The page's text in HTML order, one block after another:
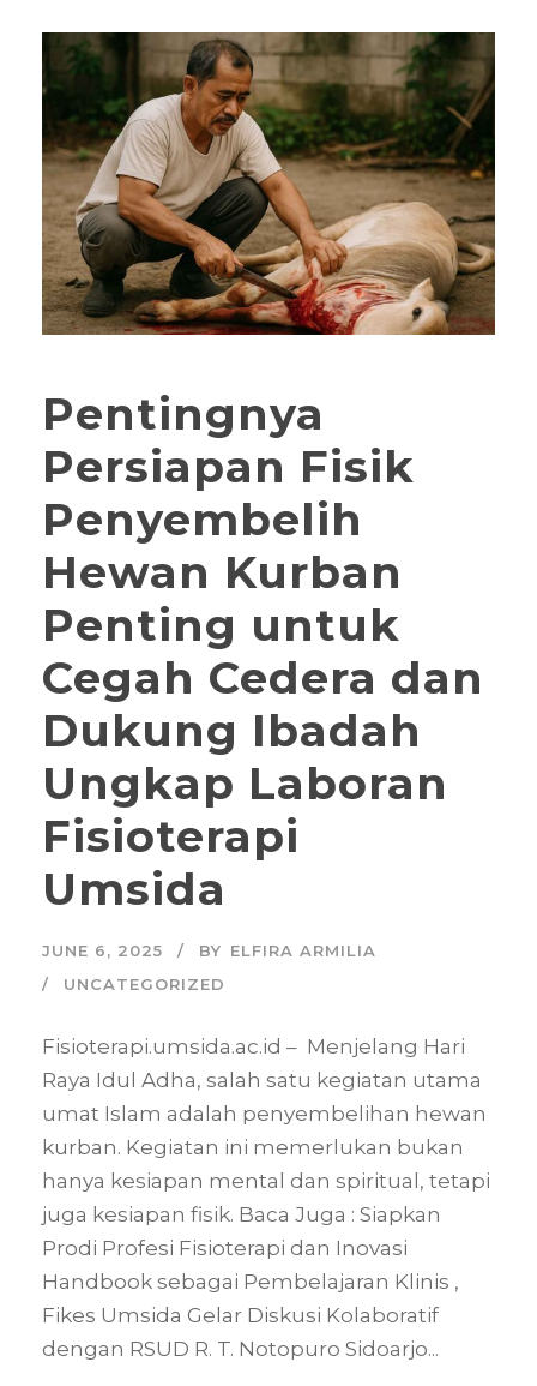
Pentingnya
Persiapan Fisik
Penyembelih
Hewan Kurban
Penting untuk
Cegah Cedera dan
Dukung Ibadah
Ungkap Laboran
Fisioterapi
Umsida
JUNE 6, 2025 BY ELFIRA ARMILIA
UNCATEGORIZED
Fisioterapi.umsida.ac.id – Menjelang Hari
Raya Idul Adha, salah satu kegiatan utama
umat Islam adalah penyembelihan hewan
kurban. Kegiatan ini memerlukan bukan
hanya kesiapan mental dan spiritual, tetapi
juga kesiapan fisik. Baca Juga : Siapkan
Prodi Profesi Fisioterapi dan Inovasi
Handbook sebagai Pembelajaran Klinis ,
Fikes Umsida Gelar Diskusi Kolaboratif
dengan RSUD R. T. Notopuro Sidoarjo...